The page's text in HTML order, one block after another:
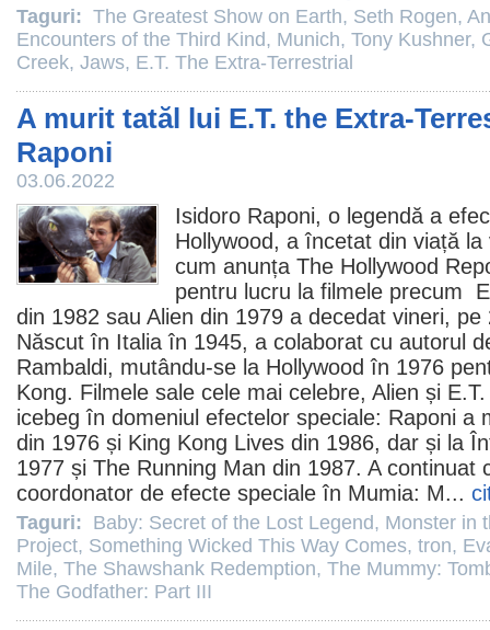
Taguri: The Greatest Show on Earth, Seth Rogen,
Encounters of the Third Kind, Munich, Tony Kushner,
Creek, Jaws, E.T. The Extra-Terrestrial
A murit tatăl lui E.T. the Extra-
Raponi
03.06.2022
Isidoro Raponi, o legendă a
Hollywood, a încetat din viață
cum anunța The Hollywood
pentru lucru la filmele precum
din 1982 sau Alien din 1979 a decedat vineri,
Născut în Italia în 1945, a colaborat cu autorul
Rambaldi, mutându-se la Hollywood în 1976
Kong. Filmele sale cele mai celebre, Alien și
icebeg în domeniul efectelor speciale: Raponi a
din 1976 și King Kong Lives din 1986, dar și la
1977 și The Running Man din 1987. A continuat
coordonator de efecte speciale în Mumia: M...
Taguri: Baby: Secret of the Lost Legend, Monster in
Project, Something Wicked This Way Comes, tron,
Mile, The Shawshank Redemption, The Mummy:
The Godfather: Part III